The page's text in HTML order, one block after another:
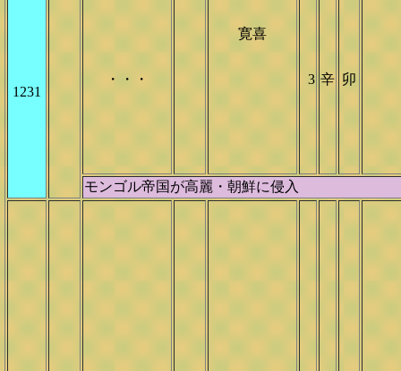
寛喜
1231
・・・ 3 辛 卯
モンゴル帝国が高麗・朝鮮に侵入